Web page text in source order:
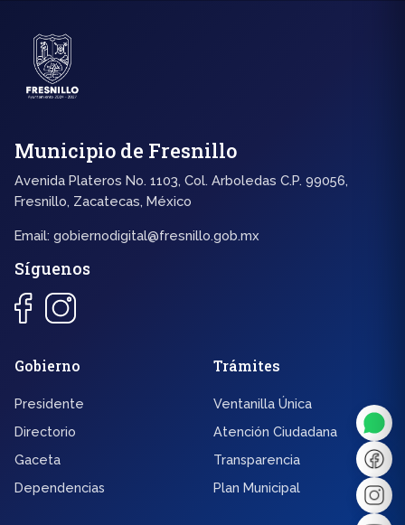
Municipio de Fresnillo
Avenida Plateros No. 1103, Col. Arboledas C.P. 99056,
Fresnillo, Zacatecas, México
Email: gobiernodigital@fresnillo.gob.mx
Síguenos
Gobierno
Presidente
Directorio
Gaceta
Dependencias
Trámites
Ventanilla Única
Atención Ciudadana
Transparencia
Plan Municipal
U̲
❙❙